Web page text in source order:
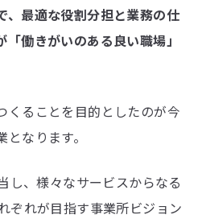
、最適な役割分担と業務の仕
働きがいのある良い職場」
くることを目的としたのが今
なります。
し、様々なサービスからなる
ぞれが目指す事業所ビジョン